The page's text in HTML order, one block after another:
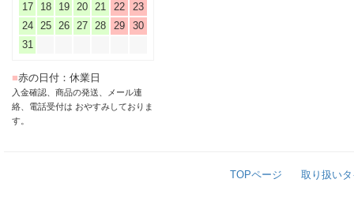
17
18 19 20 21 22
23
24
25 26 27 28 29
30
31
■赤の日付：休業日
入金確認、商品の発送、メール連
絡、電話受付は おやすみしておりま
す。
TOPページ 取り扱い